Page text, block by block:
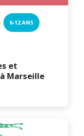
6-12 ANS
et
Marseille